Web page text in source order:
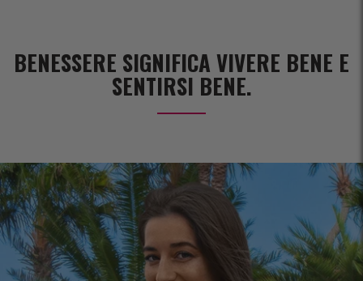
BENESSERE SIGNIFICA VIVERE BENE E
SENTIRSI BENE.